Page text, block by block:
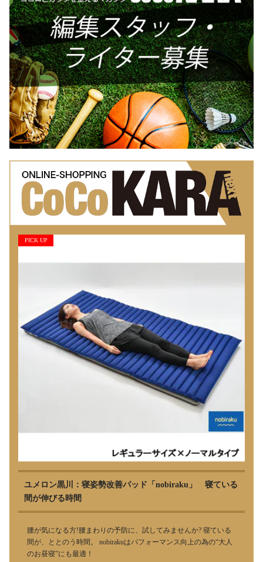
PICK UP
ユメロン黒川：寝姿勢改善パッド「nobiraku」 寝ている
間が伸びる時間
腰が気になる方!腰まわりの予防に、試してみませんか? 寝ている
間が、ととのう時間。 nobirakuはパフォーマンス向上の為の“大人
のお昼寝”にも最適！